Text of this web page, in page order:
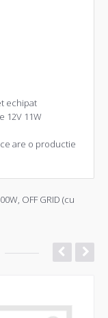
echipat
12V 11W
are o productie
OFF GRID (cu